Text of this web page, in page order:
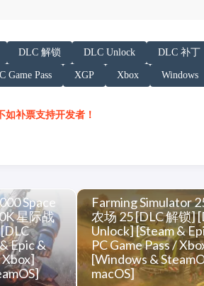
文章提炼总结而成，可能与原文
5-clans-
DLC 解锁 DLC Unlock DLC 补丁
Game Pass XGP Xbox Windows
补票支持开发者！
Space
星际战
Epic &
Xbox]
Farming Simulator
农场 25 [DLC 解锁]
Unlock] [Steam &
PC Game Pass /
[Windows &
macOS]